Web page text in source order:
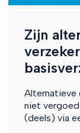
Zijn
Alternatieve
niet vergoed
(deels) via